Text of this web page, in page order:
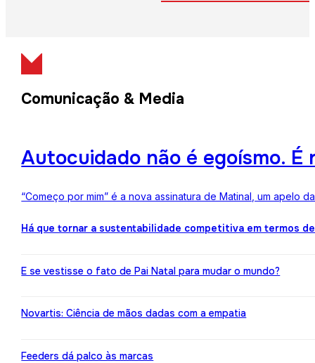
Comunicação & Media
Autocuidado não é egoísmo. É
“Começo por mim” é a nova assinatura de Matinal, um apelo
Há que tornar a sustentabilidade competitiva em termos
E se vestisse o fato de Pai Natal para mudar o mundo?
Novartis: Ciência de mãos dadas com a empatia
Feeders dá palco às marcas